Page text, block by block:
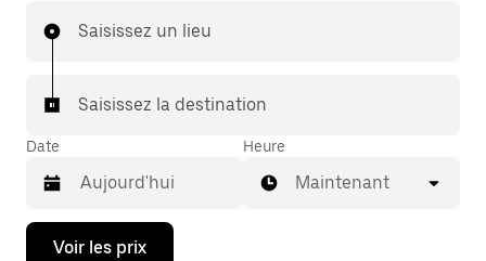
même disponibilité (24 h/24 et 7/j) qu'avec UberX.
Saisissez un lieu
Saisissez la destination
Date
Appuyez
Heure
Maintenant
Voir les prix